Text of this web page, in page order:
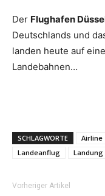
Der Flughafen
Deutschlands und
landen heute auf
Landebahnen…
SCHLAGWORTE Airline
Landeanflug
Landung
Vorheriger Artikel